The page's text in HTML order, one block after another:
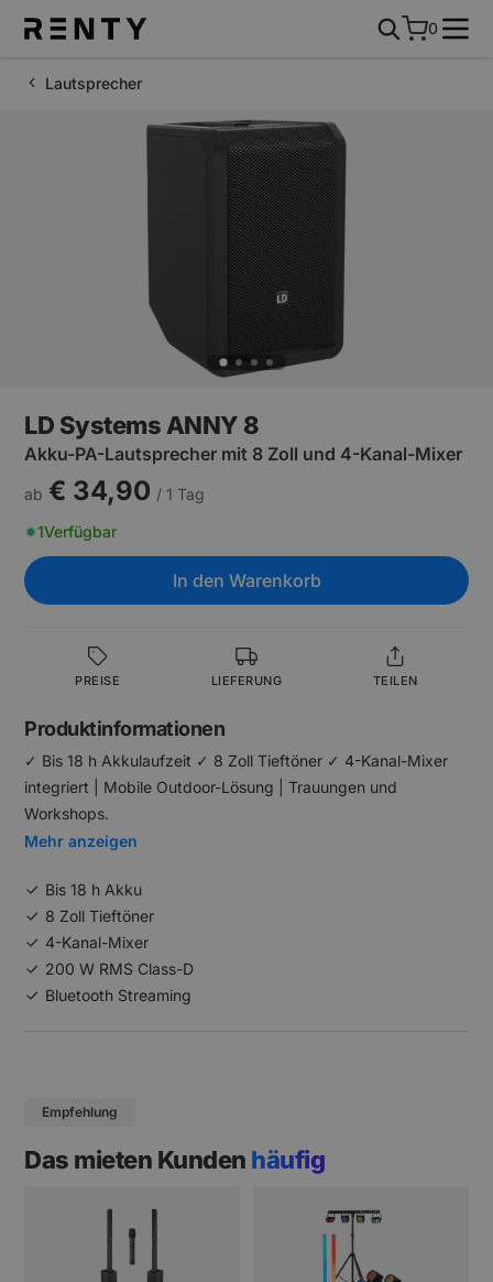
0
Lautsprecher
LD Systems ANNY 8
Akku-PA-Lautsprecher mit 8 Zoll und 4-Kanal-Mixer
ab € 34,90 / 1 Tag
1Verfügbar
In den Warenkorb
PREISE LIEFERUNG TEILEN
Produktinformationen
✓ Bis 18 h Akkulaufzeit ✓ 8 Zoll Tieftöner ✓ 4-Kanal-Mixer
integriert | Mobile Outdoor-Lösung | Trauungen und
Workshops.
Mehr anzeigen
Bis 18 h Akku
8 Zoll Tieftöner
4-Kanal-Mixer
200 W RMS Class-D
Bluetooth Streaming
Empfehlung
Das mieten Kunden häufig